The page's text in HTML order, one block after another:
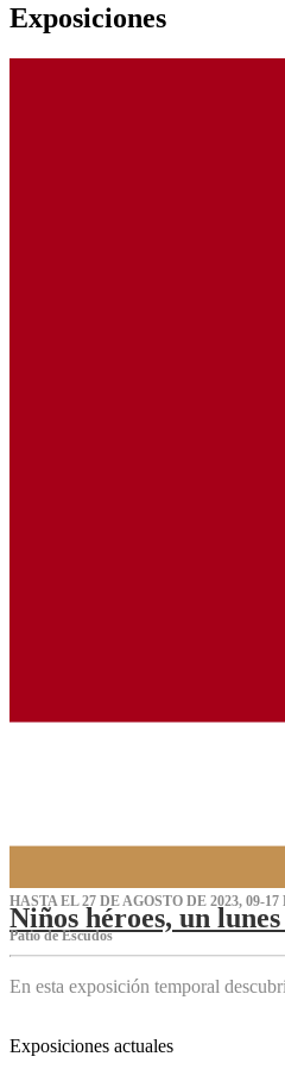
Exposiciones
HASTA EL 27 DE AGOSTO DE 2023, 09-17
Niños héroes, un
Patio de Escudos
En esta exposición temporal
Exposiciones actuales